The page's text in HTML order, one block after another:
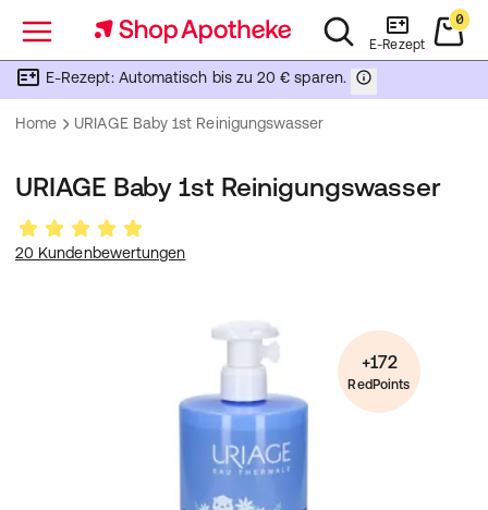
Menü E-Rezept
0
E-Rezept: Automatisch bis zu 20 € sparen.
Home URIAGE Baby 1st Reinigungswasser
URIAGE Baby 1st Reinigungswasser
20 Kundenbewertungen
+172
RedPoints